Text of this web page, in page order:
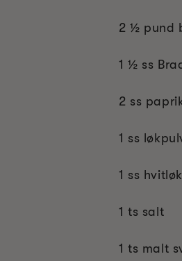
2 ½ pund
1 ½ ss
2 ss
1 ss
1 ss
1 ts salt
1 ts malt